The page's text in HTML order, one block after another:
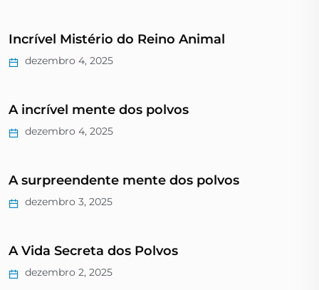
Incrível Mistério do Reino Animal
dezembro 4, 2025
A incrível mente dos polvos
dezembro 4, 2025
A surpreendente mente dos polvos
dezembro 3, 2025
A Vida Secreta dos Polvos
dezembro 2, 2025